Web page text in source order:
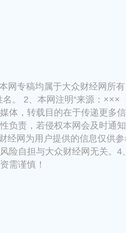
网专稿均属于大众财经网所
名。 2、本网注明“来源：×××
体，转载目的在于传递更多
负责，若侵权本网会及时通
经网为用户提供的信息仅供
险自担与大众财经网无关。4
需谨慎！